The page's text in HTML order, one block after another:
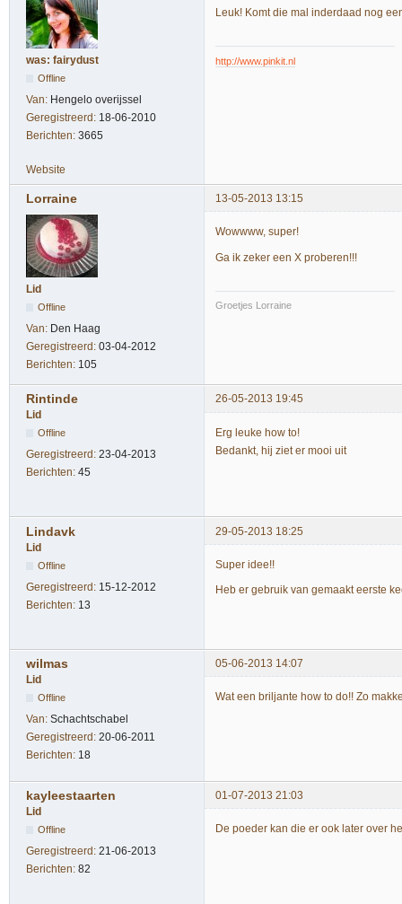
was: fairydust
Offline
Van: Hengelo overijssel
Geregistreerd: 18-06-2010
Berichten: 3665
Leuk! Komt die mal inderdaad nog
http://www.pinkit.nl
Website
Lorraine 13-05-2013 13:15
Lid
Offline
Van: Den Haag
Geregistreerd: 03-04-2012
Berichten: 105
Wowwww, super!
Ga ik zeker een X proberen!!!
Groetjes Lorraine
Rintinde
26-05-2013 19:45
Lid
Offline
Geregistreerd: 23-04-2013
Berichten: 45
Erg leuke how to!
Bedankt, hij ziet er mooi uit
Lindavk
29-05-2013 18:25
Lid
Offline
Geregistreerd: 15-12-2012
Berichten: 13
Super idee!!
Heb er gebruik van gemaakt eerste
wilmas
05-06-2013 14:07
Lid
Offline
Van: Schachtschabel
Geregistreerd: 20-06-2011
Berichten: 18
Wat een briljante how to do!! Zo
kayleestaarten
01-07-2013 21:03
Lid
Offline
Geregistreerd: 21-06-2013
Berichten: 82
De poeder kan die er ook later over